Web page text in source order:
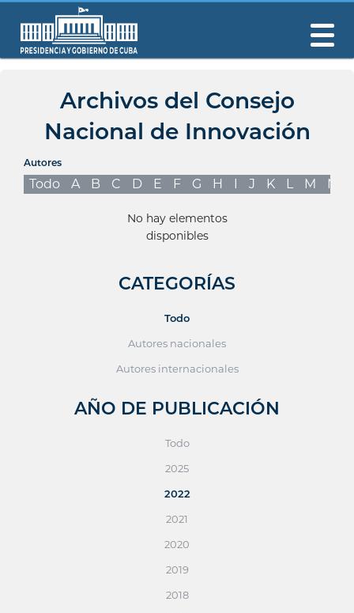
Archivos del Consejo
Nacional de Innovación
Autores
Todo A B C D E F G H I J K L M N
No hay elementos
disponibles
CATEGORÍAS
Todo
Autores nacionales
Autores internacionales
AÑO DE PUBLICACIÓN
Todo
2025
2022
2021
2020
2019
2018